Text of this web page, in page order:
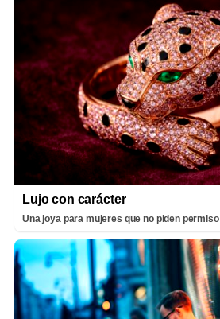
Lujo con carácter
Una joya para mujeres que no piden permiso